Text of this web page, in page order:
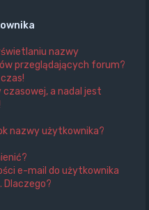
nazwy
przeglądających forum?
a nadal jest
nazwy użytkownika?
e-mail do użytkownika
Dlaczego?